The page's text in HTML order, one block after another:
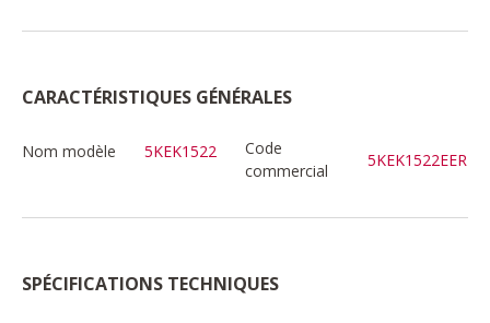
CARACTÉRISTIQUES GÉNÉRALES
Nom modèle 5KEK1522
Code
commercial
5KEK1522EER
SPÉCIFICATIONS TECHNIQUES